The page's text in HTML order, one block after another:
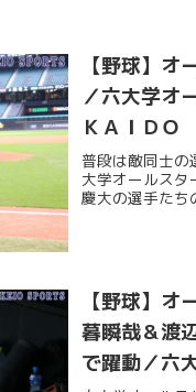
【野球】オ
／六大学オ
ＫＡＩＤＯ
普段は敵同士の
大学オールスタ
慶大の選手たち
【野球】
暮瞬哉＆渡
で躍動／六